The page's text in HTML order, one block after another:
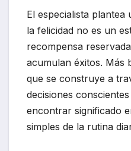
El especialista plantea
la felicidad no es un
recompensa
acumulan éxitos. Más
que se construye a
decisiones
encontrar significado
simples de la rutina